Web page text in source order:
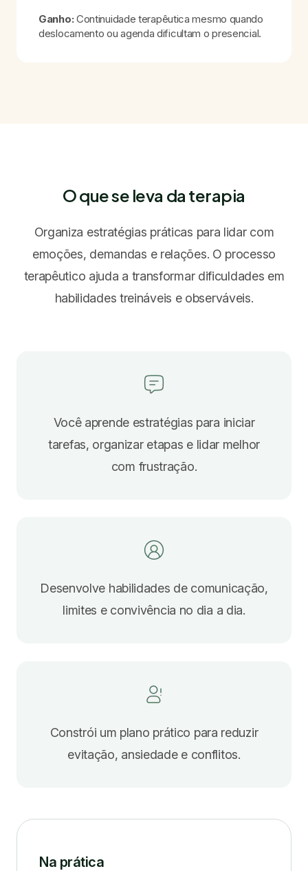
Ganho: Continuidade terapêutica mesmo quando
deslocamento ou agenda dificultam o presencial.
O que se leva da terapia
Organiza estratégias práticas para lidar com
emoções, demandas e relações. O processo
terapêutico ajuda a transformar dificuldades em
habilidades treináveis e observáveis.
Você aprende estratégias para iniciar
tarefas, organizar etapas e lidar melhor
com frustração.
Desenvolve habilidades de comunicação,
limites e convivência no dia a dia.
Constrói um plano prático para reduzir
evitação, ansiedade e conflitos.
Na prática